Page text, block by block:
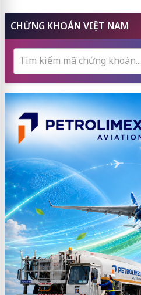
CHỨNG KHOÁN VIỆT NAM
Tìm kiếm mã chứng khoán...